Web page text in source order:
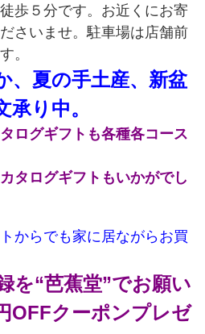
歩５分です。お近くにお寄
さいませ。駐車場は店舗前
。
、夏の手土産、新盆
り中。
ログギフトも各種各コース
タログギフトもいかがでし
からでも家に居ながらお買
を“芭蕉堂”でお願い
OFFクーポンプレゼ